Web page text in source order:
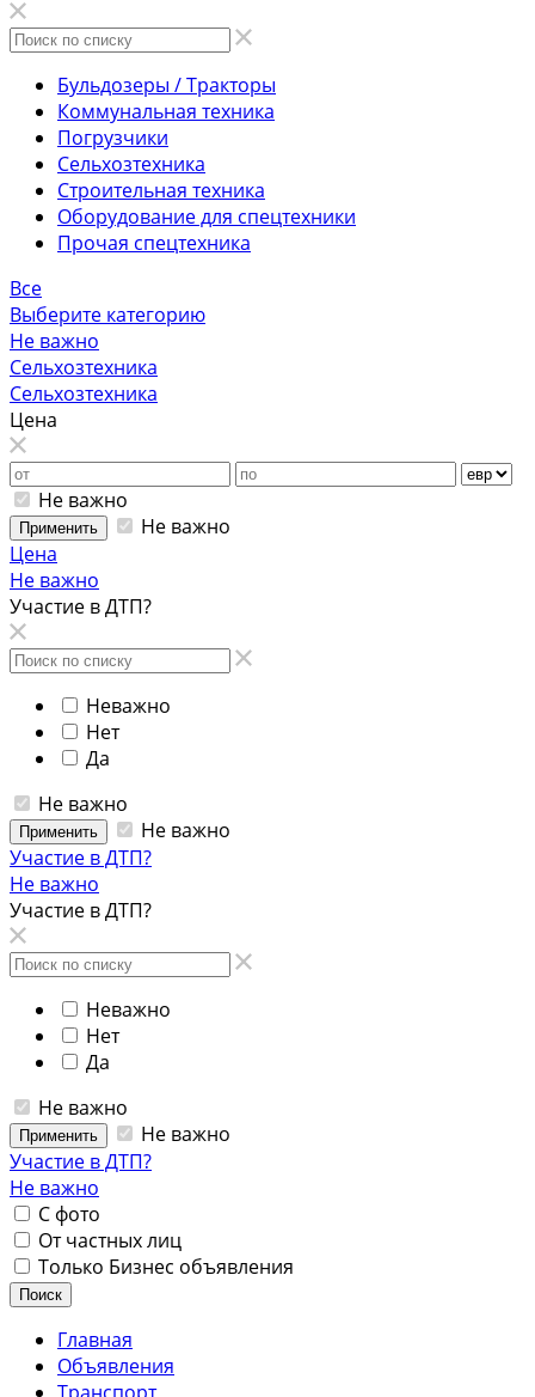
Бульдозеры / Тракторы
Коммунальная техника
Погрузчики
Сельхозтехника
Строительная техника
Оборудование для спецтехники
Прочая спецтехника
Все
Выберите категорию
Не важно
Сельхозтехника
Сельхозтехника
Цена
Не важно
Применить
Не важно
Цена
Не важно
Участие в ДТП?
Неважно
Нет
Да
Не важно
Применить
Не важно
Участие в ДТП?
Не важно
Участие в ДТП?
Неважно
Нет
Да
Не важно
Применить
Не важно
Участие в ДТП?
Не важно
С фото
От частных лиц
Только Бизнес объявления
Поиск
Главная
Объявления